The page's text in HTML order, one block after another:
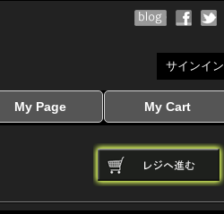
サインイン
My Page My Cart
カートを見る